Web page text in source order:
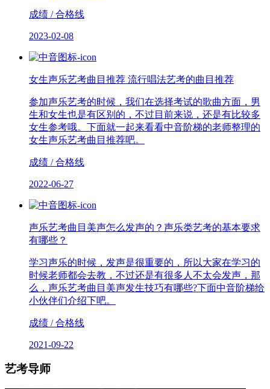
成绩 / 合格线
2023-02-08
女生声乐艺考曲目推荐 流行唱法艺考的曲目推荐
参加声乐艺考的时候，我们在选择考试的歌曲方面，男
生和女生也是有区别的，不过目前来说，还是有比较多
女生参考哦。下面就一起来看看中音阶梯的老师整理的
女生声乐艺考曲目推荐吧。
成绩 / 合格线
2022-06-27
声乐艺考曲目美声怎么发声的？声乐类艺考的基本要求
有哪些？
学习声乐的时候，发声是很重要的，所以大家在学习的
时候老师都会去教，不过还是有很多人不太会发声，那
么，声乐艺考曲目美声发生技巧有哪些?下面中音阶梯给
小伙伴们介绍下吧。
成绩 / 合格线
2021-09-22
艺考导师